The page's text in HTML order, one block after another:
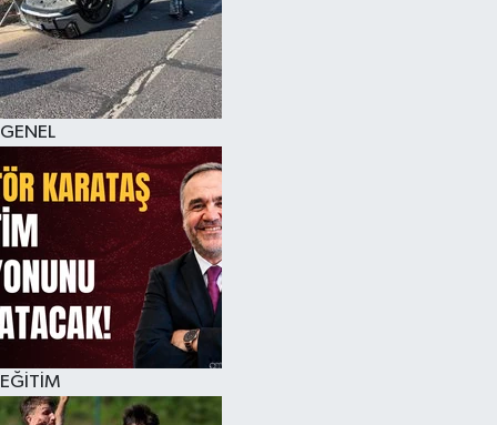
GENEL
EĞİTİM
KÜLTÜR SANAT
MAGAZİN
SAĞLIK
SİYASET
SPOR
TEKNOLOJİ
VİZYONDAKİLER